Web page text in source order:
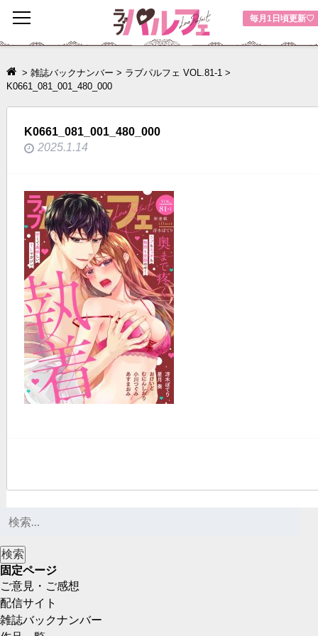
毎月1日頃更新♡
toggle
navigation
> 雑誌バックナンバー > ラブパルフェ VOL.81-1 >
K0661_081_001_480_000
K0661_081_001_480_000
2025.1.14
固定ページ
ご意見・ご感想
配信サイト
雑誌バックナンバー